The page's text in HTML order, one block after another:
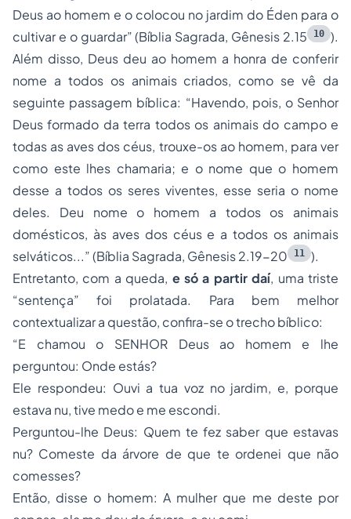
Deus ao homem e o colocou no jardim do Éden para o
cultivar e o guardar” (Bíblia Sagrada, Gênesis 2.15
10 ).
Além disso, Deus deu ao homem a honra de conferir
nome a todos os animais criados, como se vê da
seguinte passagem bíblica: “Havendo, pois, o Senhor
Deus formado da terra todos os animais do campo e
todas as aves dos céus, trouxe-os ao homem, para ver
como este lhes chamaria; e o nome que o homem
desse a todos os seres viventes, esse seria o nome
deles. Deu nome o homem a todos os animais
domésticos, às aves dos céus e a todos os animais
selváticos...” (Bíblia Sagrada, Gênesis 2.19-20
11 ).
Entretanto, com a queda, e só a partir daí, uma triste
“sentença” foi prolatada. Para bem melhor
contextualizar a questão, confira-se o trecho bíblico:
“E chamou o SENHOR Deus ao homem e lhe
perguntou: Onde estás?
Ele respondeu: Ouvi a tua voz no jardim, e, porque
estava nu, tive medo e me escondi.
Perguntou-lhe Deus: Quem te fez saber que estavas
nu? Comeste da árvore de que te ordenei que não
comesses?
Então, disse o homem: A mulher que me deste por